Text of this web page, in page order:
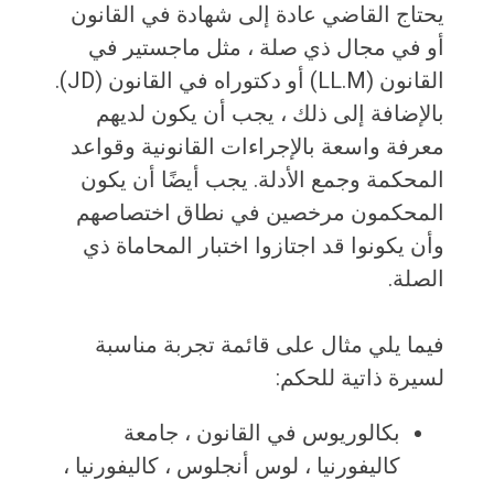
يحتاج القاضي عادة إلى شهادة في القانون
أو في مجال ذي صلة ، مثل ماجستير في
القانون (LL.M) أو دكتوراه في القانون (JD).
بالإضافة إلى ذلك ، يجب أن يكون لديهم
معرفة واسعة بالإجراءات القانونية وقواعد
المحكمة وجمع الأدلة. يجب أيضًا أن يكون
المحكمون مرخصين في نطاق اختصاصهم
وأن يكونوا قد اجتازوا اختبار المحاماة ذي
الصلة.
فيما يلي مثال على قائمة تجربة مناسبة
لسيرة ذاتية للحكم:
بكالوريوس في القانون ، جامعة
كاليفورنيا ، لوس أنجلوس ، كاليفورنيا ،